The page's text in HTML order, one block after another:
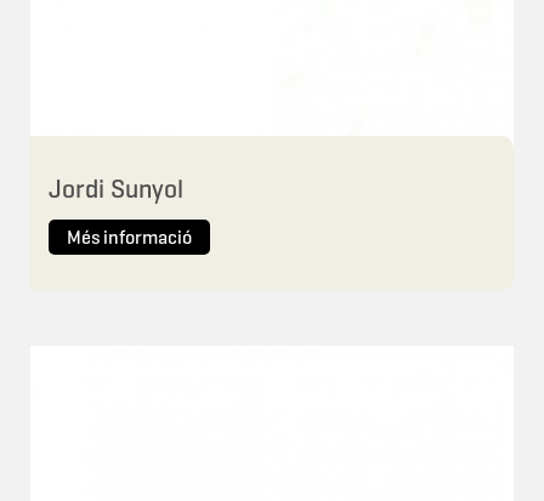
Jordi Sunyol
Més informació